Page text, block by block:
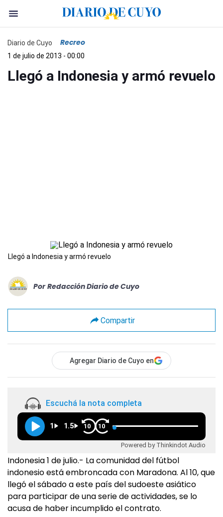
Diario de Cuyo Recreo
1 de julio de 2013 - 00:00
Llegó a Indonesia y armó revuelo
Llegó a Indonesia y armó revuelo
Por Redacción Diario de Cuyo
Compartir
Agregar Diario de Cuyo en
Escuchá la nota completa
1 1.5 10 10
Powered by Thinkindot Audio
Indonesia 1 de julio.- La comunidad del fútbol
indonesio está embroncada con Maradona. Al 10, que
llegó el sábado a este país del sudoeste asiático
para participar de una serie de actividades, se lo
acusa de haber incumplido el contrato.